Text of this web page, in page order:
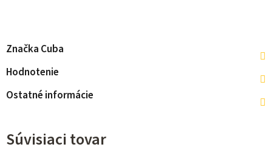
Značka Cuba
Hodnotenie
Ostatné informácie
Súvisiaci tovar